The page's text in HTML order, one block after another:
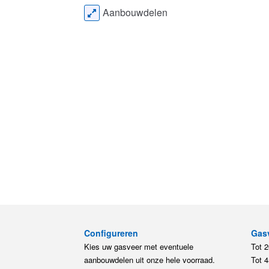
Aanbouwdelen
Configureren
Kies uw gasveer met eventuele
aanbouwdelen uit onze hele voorraad.
Tot
Tot